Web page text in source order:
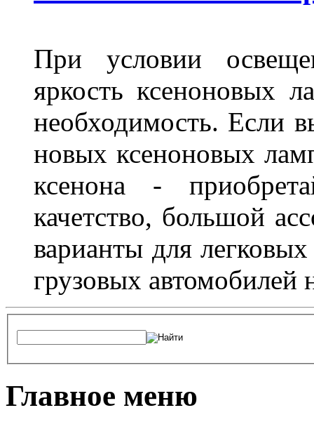
При условии
яркость ксеноновых
необходимость. Если
новых ксеноновых
ксенона -
качетство, большой
варианты для
грузовых автомобилей
Главное меню